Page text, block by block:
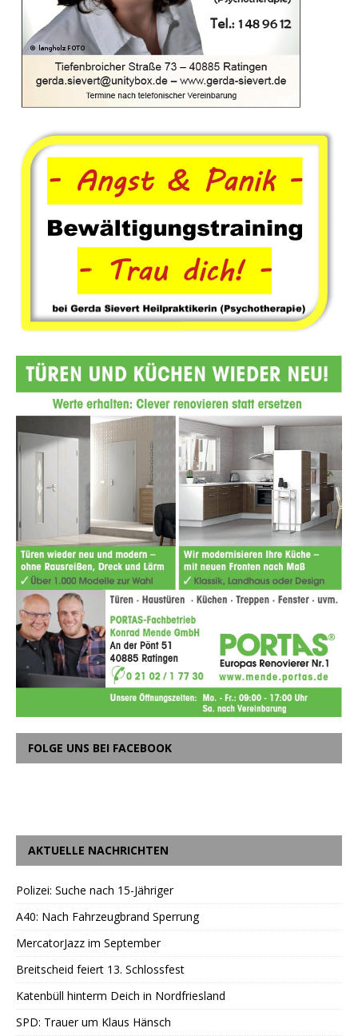
FOLGE UNS BEI FACEBOOK
AKTUELLE NACHRICHTEN
Polizei: Suche nach 15-Jähriger
A40: Nach Fahrzeugbrand Sperrung
MercatorJazz im September
Breitscheid feiert 13. Schlossfest
Katenbüll hinterm Deich in Nordfriesland
SPD: Trauer um Klaus Hänsch